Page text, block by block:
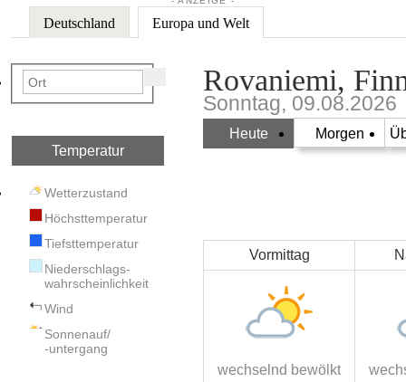
Deutschland Europa und Welt
Temperatur
Wetterzustand
Höchsttemperatur
Tiefsttemperatur
Niederschlags-
wahrscheinlichkeit
Wind
Sonnenauf/
-untergang
Rovaniemi,
Sonntag, 09.08.2026
Heute Morgen
Vormittag
wechselnd bewölkt